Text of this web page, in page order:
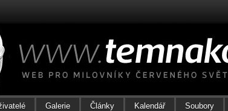
Galerie Články Kalendář Soubory